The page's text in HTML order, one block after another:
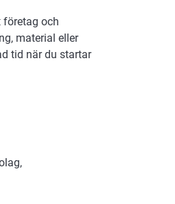
och
material eller
tid när du startar